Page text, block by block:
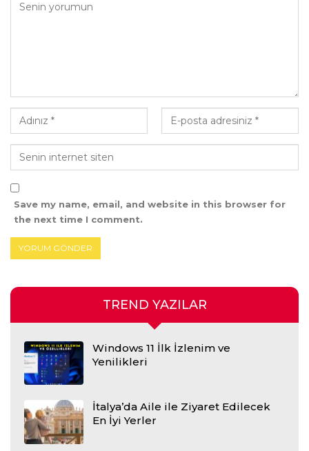
Save my name, email, and website in this browser for
the next time I comment.
TREND YAZILAR
Windows 11 İlk İzlenim ve
Yenilikleri
İtalya’da Aile ile Ziyaret Edilecek
En İyi Yerler